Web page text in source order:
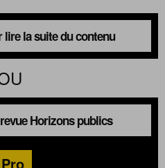
la suite du contenu
Horizons publics